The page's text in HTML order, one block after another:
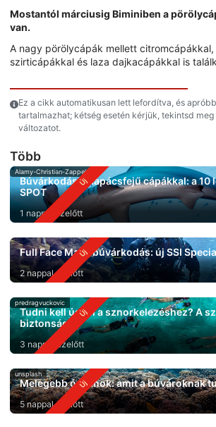
Mostantól márciusig Biminiben a
van.
A nagy pörölycápák mellett
szirticápákkal és laza dajkacápákkal is
Ez a cikk automatikusan lett lefordítva, és
tartalmazhat; kétség esetén kérjük, tekintsd
változatot.
Több
Alamy-Christian-Zappel
Búvárkodás kalapácsfejű cápákkal: a 10
SPOT
1 nappal ezelőtt
Full Face Mask búvárkodás: új SSI
2 nappal ezelőtt
predragvuckovic
Tudni kell úszni a sznorkelezéshez? A
biztonsága
3 nappal ezelőtt
unsplash
Melegebb óceánok: amit a búvároknak
5 nappal ezelőtt